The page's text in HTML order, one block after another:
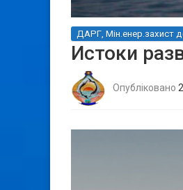
ДАРГ, Мін.енер.захист
Истоки
Опубліковано